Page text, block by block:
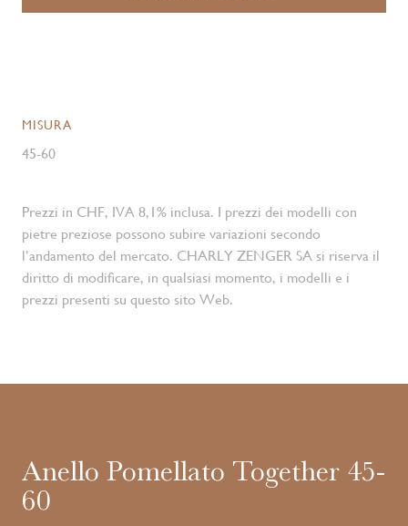
MISURA
45-60
Prezzi in CHF, IVA 8,1% inclusa. I prezzi dei modelli con
pietre preziose possono subire variazioni secondo
l’andamento del mercato. CHARLY ZENGER SA si riserva il
diritto di modificare, in qualsiasi momento, i modelli e i
prezzi presenti su questo sito Web.
Anello Pomellato Together 45-
60